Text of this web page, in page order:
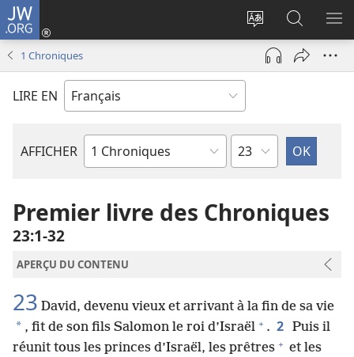
JW.ORG
Changer
langue
Se
connecter
(ouvre
nouvelle
sur
JW.ORG
1 Chroniques
LIRE EN
AFFICHER
Livre
Bible
Chapitre
Premier livre des Chroniques
23​:​1-32
APERÇU DU CONTENU
23 David, devenu vieux et arrivant à la fin de sa vie
* , fit de son fils Salomon le roi d’Israël + . 2 Puis il
réunit tous les princes d’Israël, les prêtres + et les